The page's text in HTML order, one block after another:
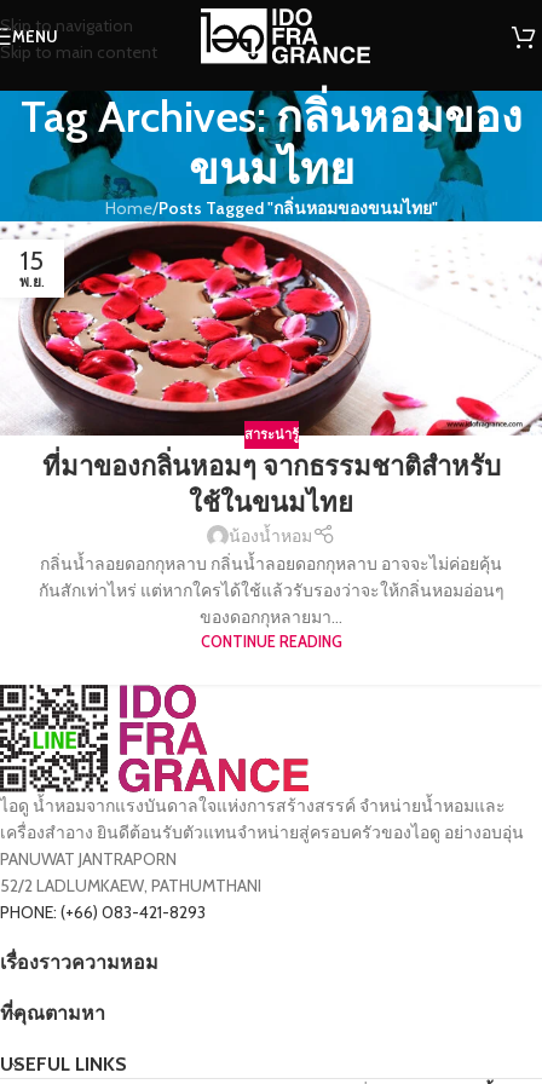
Skip to navigation
Skip to main content
MENU
Tag Archives: กลิ่นหอมของ
ขนมไทย
Home/Posts Tagged "กลิ่นหอมของขนมไทย"
15
พ.ย.
สาระน่ารู้
ที่มาของกลิ่นหอมๆ จากธรรมชาติสำหรับ
ใช้ในขนมไทย
น้องน้ำหอม
กลิ่นน้ำลอยดอกกุหลาบ กลิ่นน้ำลอยดอกกุหลาบ อาจจะไม่ค่อยคุ้น
กันสักเท่าไหร่ แต่หากใครได้ใช้แล้วรับรองว่าจะให้กลิ่นหอมอ่อนๆ
ของดอกกุหลายมา...
CONTINUE READING
ไอดู น้ำหอมจากแรงบันดาลใจแห่งการสร้างสรรค์ จำหน่ายน้ำหอมและ
เครื่องสำอาง ยินดีต้อนรับตัวแทนจำหน่ายสู่ครอบครัวของไอดู อย่างอบอุ่น
PANUWAT JANTRAPORN
52/2 LADLUMKAEW, PATHUMTHANI
PHONE: (+66) 083-421-8293
เรื่องราวความหอม
ที่คุณตามหา
USEFUL LINKS